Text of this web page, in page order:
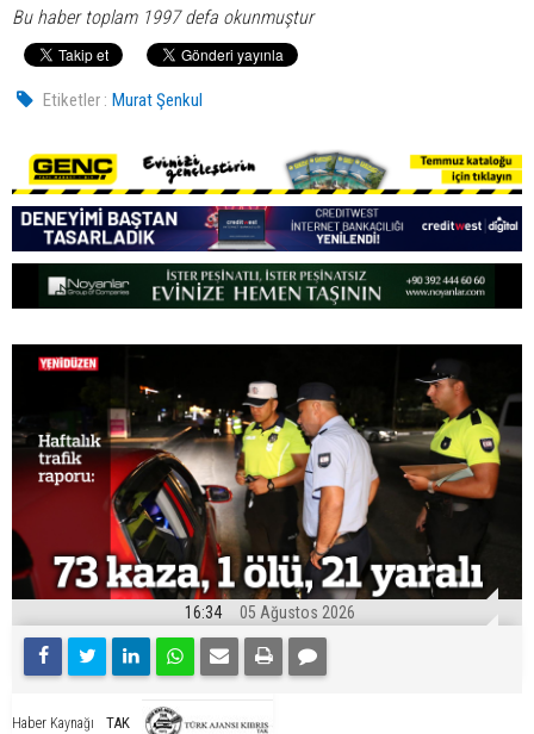
Bu haber toplam 1997 defa okunmuştur
Etiketler : Murat Şenkul
16:34 05 Ağustos 2026
Haber Kaynağı TAK